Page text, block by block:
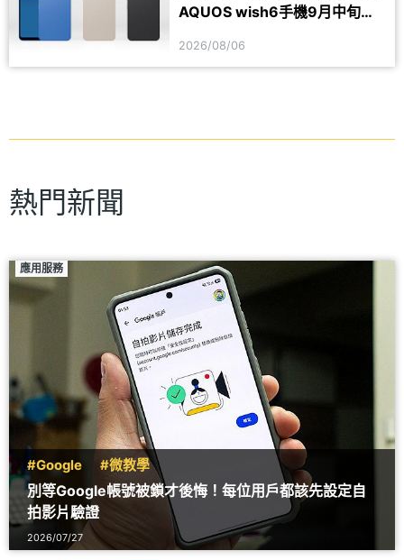
AQUOS wish6手機9月中旬台
2026/08/06
熱門新聞
應用服務
#Google #微教學
別等Google帳號被鎖才後悔！每位用戶都該先設定自
拍影片驗證
2026/07/27